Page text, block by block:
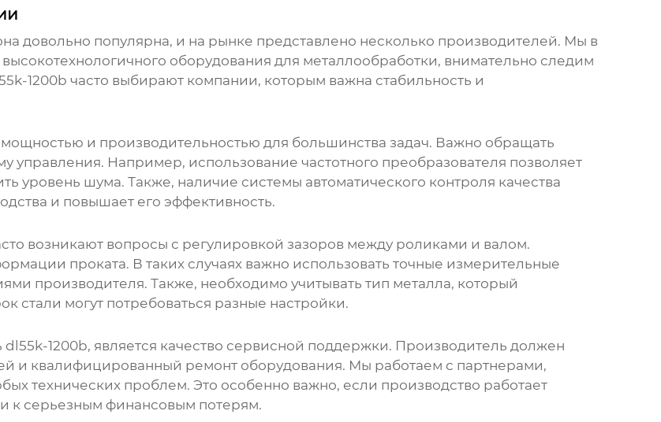
довольно популярна, и на рынке представлено несколько производителей. Мы в
оборудования для металлообработки, внимательно следим
1200b часто выбирают компании, которым важна стабильность и
мощностью и производительностью для большинства задач. Важно обращать
управления. Например, использование частотного преобразователя позволяет
уровень шума. Также, наличие системы автоматического контроля качества
и повышает его эффективность.
возникают вопросы с регулировкой зазоров между роликами и валом.
проката. В таких случаях важно использовать точные измерительные
производителя. Также, необходимо учитывать тип металла, который
стали могут потребоваться разные настройки.
dl55k-1200b, является качество сервисной поддержки. Производитель должен
и квалифицированный ремонт оборудования. Мы работаем с партнерами,
технических проблем. Это особенно важно, если производство работает
к серьезным финансовым потерям.